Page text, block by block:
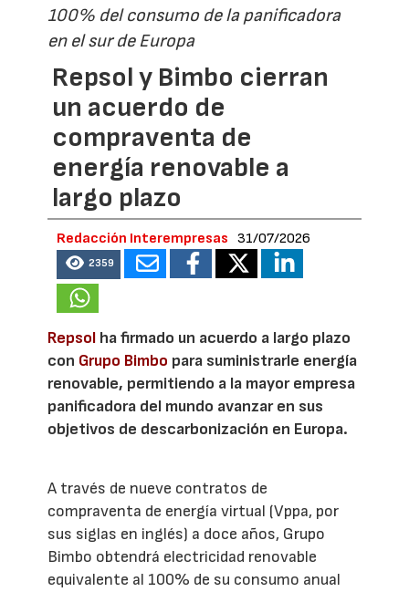
100% del consumo de la panificadora
en el sur de Europa
Repsol y Bimbo cierran
un acuerdo de
compraventa de
energía renovable a
largo plazo
Redacción Interempresas 31/07/2026
2359
Repsol ha firmado un acuerdo a largo plazo
con Grupo Bimbo para suministrarle energía
renovable, permitiendo a la mayor empresa
panificadora del mundo avanzar en sus
objetivos de descarbonización en Europa.
A través de nueve contratos de
compraventa de energía virtual (Vppa, por
sus siglas en inglés) a doce años, Grupo
Bimbo obtendrá electricidad renovable
equivalente al 100% de su consumo anual